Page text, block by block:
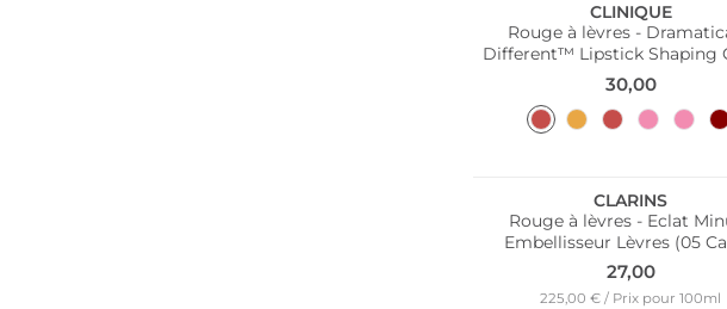
CLINIQUE
Rouge à lèvres -
Different™ Lipstick Shaping
(20 Red Alert)
30,00
CLARINS
Rouge à lèvres - Eclat
Embellisseur Lèvres (05
Shimmer)
27,00
225,00 € / Prix pour 100ml